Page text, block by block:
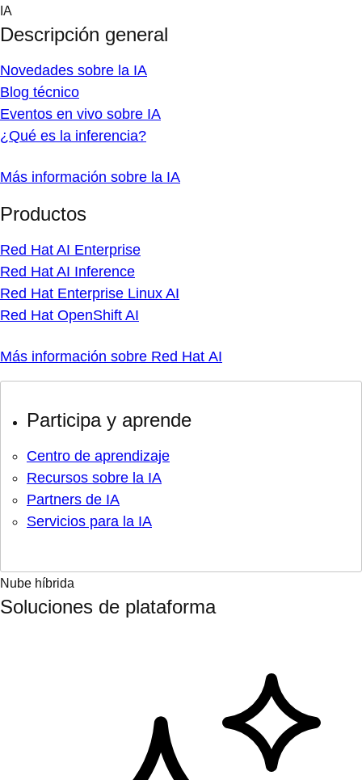
Skip
content
IA
Descripción general
Novedades sobre la IA
Blog técnico
Eventos en vivo sobre IA
¿Qué es la inferencia?
Más información sobre la IA
Productos
Red Hat AI Enterprise
Red Hat AI Inference
Red Hat Enterprise Linux AI
Red Hat OpenShift AI
Más información sobre Red Hat AI
Participa y aprende
Centro de aprendizaje
Recursos sobre la IA
Partners de IA
Servicios para la IA
Nube híbrida
Soluciones de plataforma